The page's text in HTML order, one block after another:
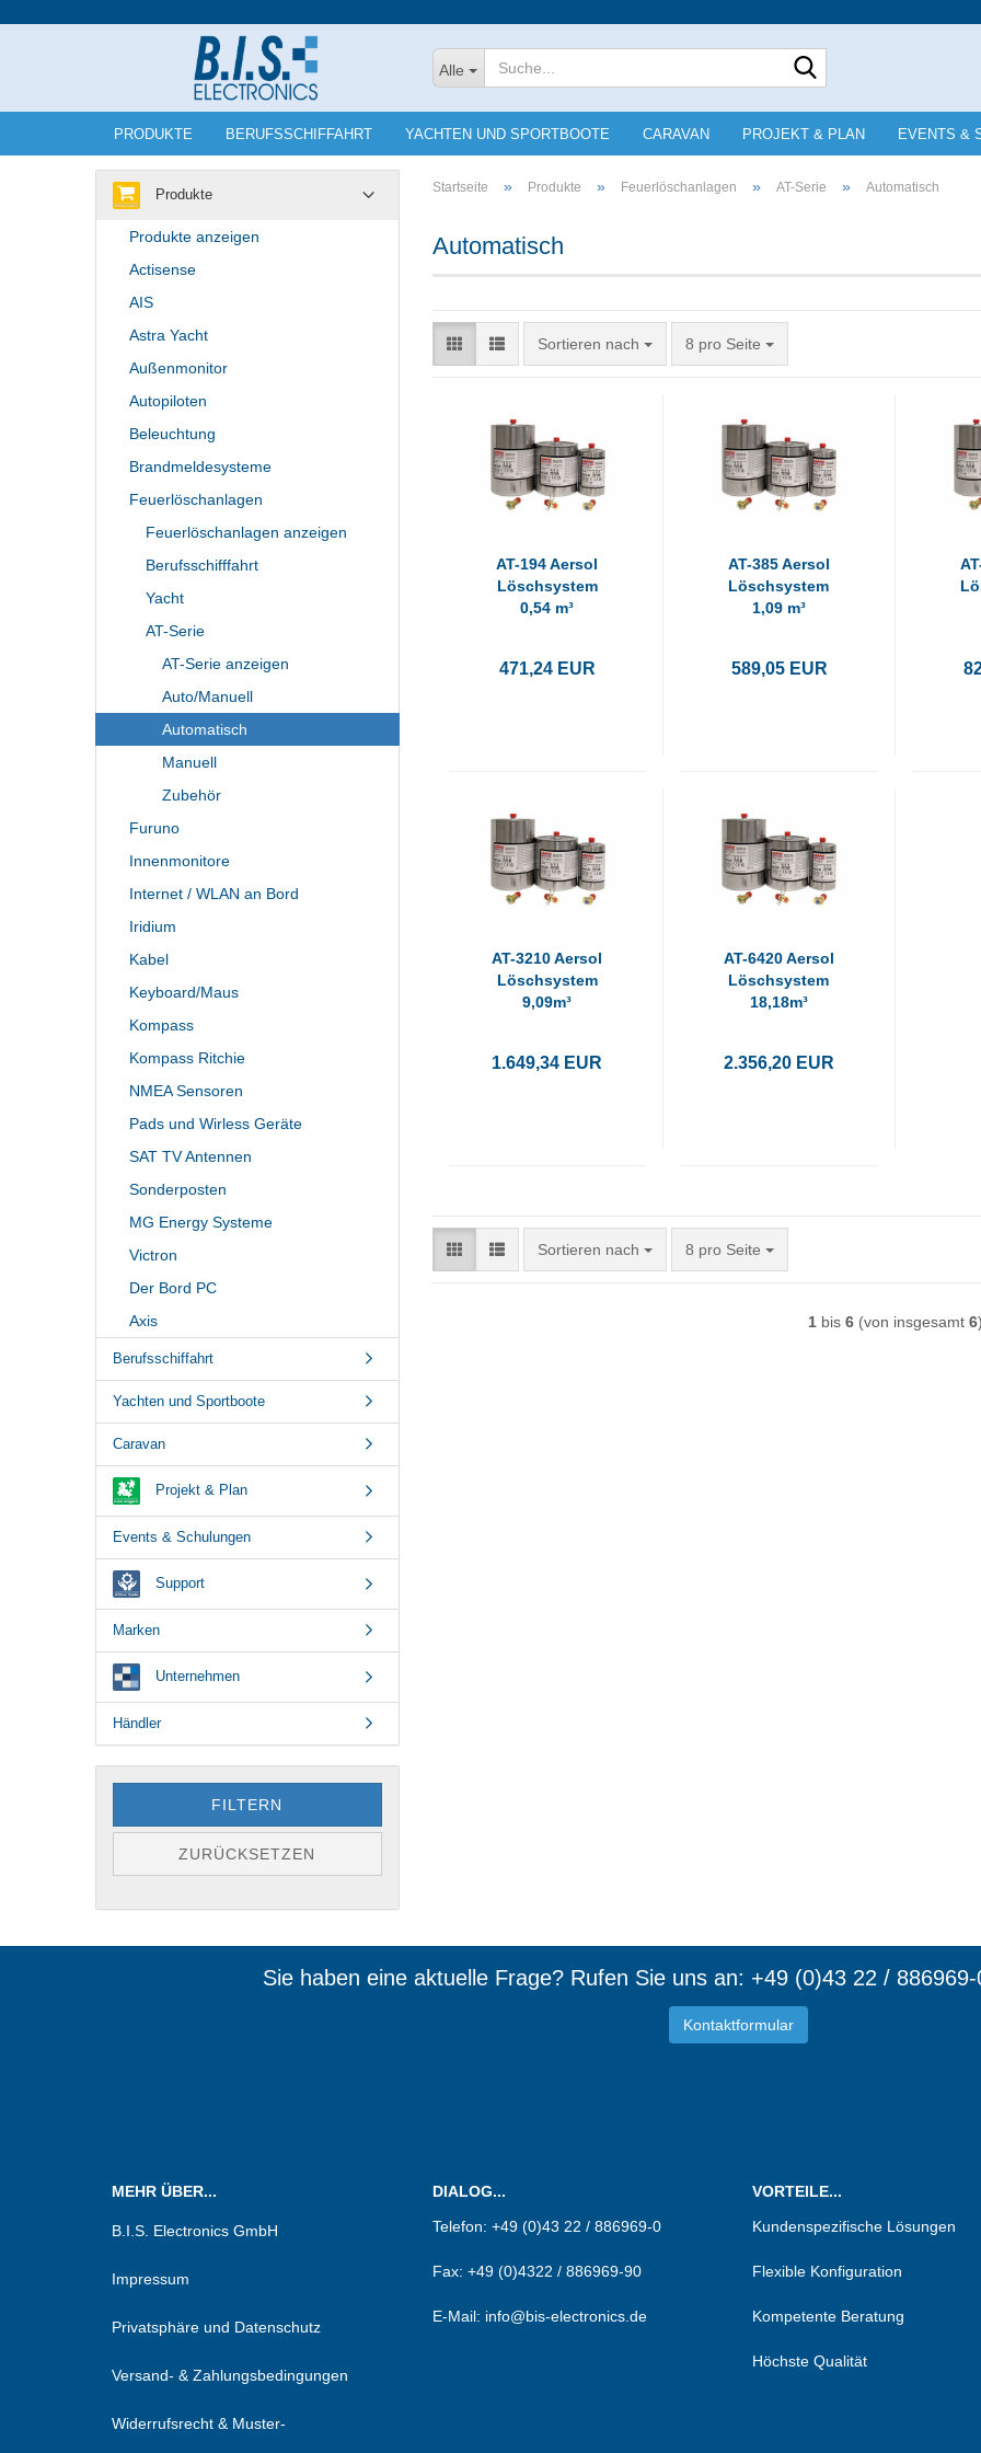
Lieferland
E-
Konto
Alle
PRODUKTE BERUFSSCHIFFAHRT YACHTEN UND SPORTBOOTE CARAVAN PROJEKT & PLAN EVENTS &
Startseite » Produkte » Feuerlöschanlagen » AT-Serie » Automatisch
Automatisch
Sortieren nach
Sortieren nach 8 pro Seite
pro Seite
AT-194 Aersol
Löschsystem
0,54 m³
471,24 EUR
AT-385 Aersol
Löschsystem
1,09 m³
589,05 EUR
AT-3210 Aersol
Löschsystem
9,09m³
1.649,34 EUR
AT-6420 Aersol
Löschsystem
18,18m³
2.356,20 EUR
Sortieren nach
Sortieren nach 8 pro Seite
pro Seite
1 bis6 (von insgesamt6
Produkte
Produkte anzeigen
Actisense
AIS
Astra Yacht
Außenmonitor
Autopiloten
Beleuchtung
Brandmeldesysteme
Feuerlöschanlagen
Feuerlöschanlagen anzeigen
Berufsschifffahrt
Yacht
AT-Serie
AT-Serie anzeigen
Auto/Manuell
Automatisch
Manuell
Zubehör
Furuno
Innenmonitore
Internet / WLAN an Bord
Iridium
Kabel
Keyboard/Maus
Kompass
Kompass Ritchie
NMEA Sensoren
Pads und Wirless Geräte
SAT TV Antennen
Sonderposten
MG Energy Systeme
Victron
Der Bord PC
Axis
Berufsschiffahrt
Yachten und Sportboote
Caravan
Projekt & Plan
Events & Schulungen
Support
Marken
Unternehmen
Händler
FILTERN
ZURÜCKSETZEN
Sie haben eine aktuelle Frage? Rufen Sie uns an: +49 (0)43 22 /
Kontaktformular
MEHR ÜBER...
B.I.S. Electronics GmbH
Impressum
Privatsphäre und Datenschutz
Versand- & Zahlungsbedingungen
Widerrufsrecht & Muster-
DIALOG...
Telefon: +49 (0)43 22 / 886969-0
Fax: +49 (0)4322 / 886969-90
E-Mail: info@bis-electronics.de
VORTEILE...
Kundenspezifische Lösungen
Flexible Konfiguration
Kompetente Beratung
Höchste Qualität